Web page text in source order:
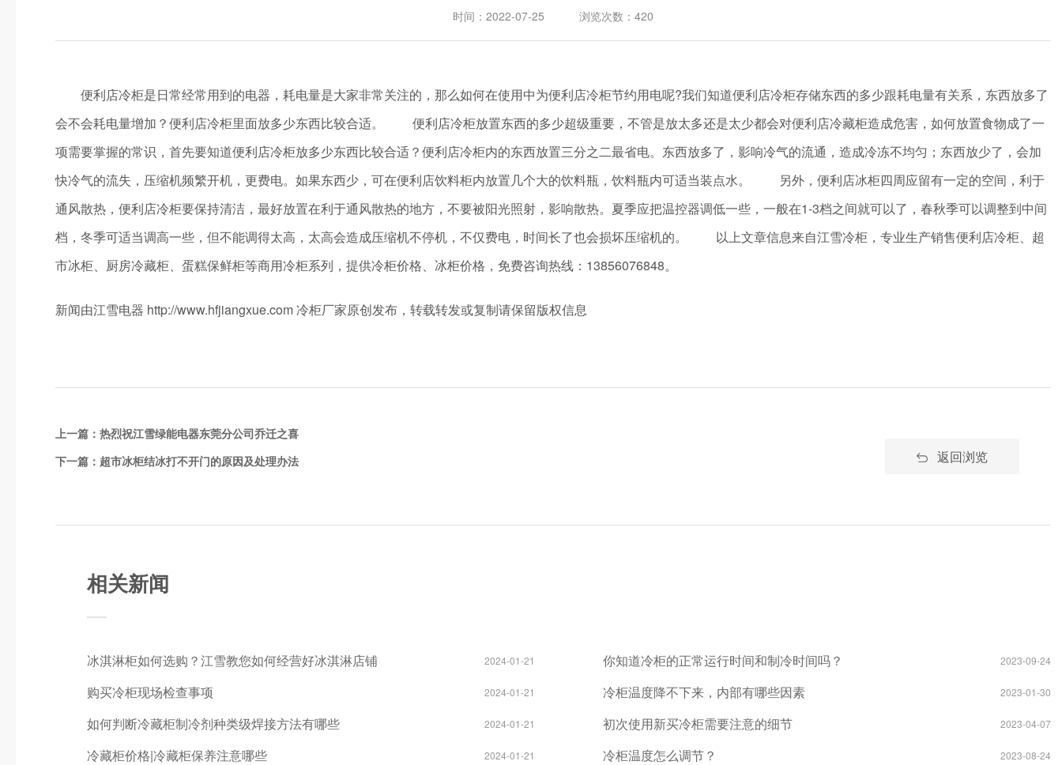
时间： 2022-07-25 浏览次数： 420
便利店冷柜是日常经常用到的电器，耗电量是大家非常关注的，那么如何在使用中为便利店冷柜节约用电呢?我们知道便利店冷柜存储东西的多少跟耗电量有关系，东西放多了
会不会耗电量增加？便利店冷柜里面放多少东西比较合适。 便利店冷柜放置东西的多少超级重要，不管是放太多还是太少都会对便利店冷藏柜造成危害，如何放置食物成了一
项需要掌握的常识，首先要知道便利店冷柜放多少东西比较合适？便利店冷柜内的东西放置三分之二最省电。东西放多了，影响冷气的流通，造成冷冻不均匀；东西放少了，会加
快冷气的流失，压缩机频繁开机，更费电。如果东西少，可在便利店饮料柜内放置几个大的饮料瓶，饮料瓶内可适当装点水。 另外，便利店冰柜四周应留有一定的空间，利于
通风散热，便利店冷柜要保持清洁，最好放置在利于通风散热的地方，不要被阳光照射，影响散热。夏季应把温控器调低一些，一般在1-3档之间就可以了，春秋季可以调整到中间
档，冬季可适当调高一些，但不能调得太高，太高会造成压缩机不停机，不仅费电，时间长了也会损坏压缩机的。 以上文章信息来自江雪冷柜，专业生产销售便利店冷柜、超
市冰柜、厨房冷藏柜、蛋糕保鲜柜等商用冷柜系列，提供冷柜价格、冰柜价格，免费咨询热线：13856076848。
新闻由江雪电器 http://www.hfjiangxue.com 冷柜厂家原创发布，转载转发或复制请保留版权信息
上一篇： 热烈祝江雪绿能电器东莞分公司乔迁之喜
下一篇： 超市冰柜结冰打不开门的原因及处理办法 返回浏览
相关新闻
你知道冷柜的正常运行时间和制冷时间吗？ 2023-09-24
冷柜温度降不下来，内部有哪些因素 2023-01-30
初次使用新买冷柜需要注意的细节 2023-04-07
冷柜温度怎么调节？ 2023-08-24
冰淇淋柜如何选购？江雪教您如何经营好冰淇淋店铺 2024-01-21
购买冷柜现场检查事项 2024-01-21
如何判断冷藏柜制冷剂种类级焊接方法有哪些 2024-01-21
冷藏柜价格|冷藏柜保养注意哪些 2024-01-21